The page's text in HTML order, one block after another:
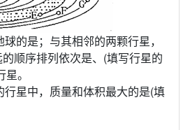
球的是；与其相邻的两颗行星，
顺序排列依次是、 (填写行星的
星。
行星中，质量和体积最大的是(填